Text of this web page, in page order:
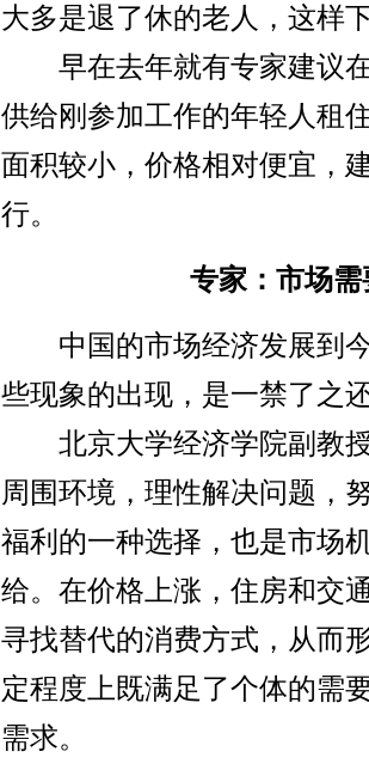
大多是退了休的老人，这样
早在去年就有专家建议在
供给刚参加工作的年轻人租
面积较小，价格相对便宜，
行。
专家：市场
中国的市场经济发展到今
些现象的出现，是一禁了之
北京大学经济学院副教授
周围环境，理性解决问题，
福利的一种选择，也是市场
给。在价格上涨，住房和交
寻找替代的消费方式，从而
定程度上既满足了个体的需
需求。